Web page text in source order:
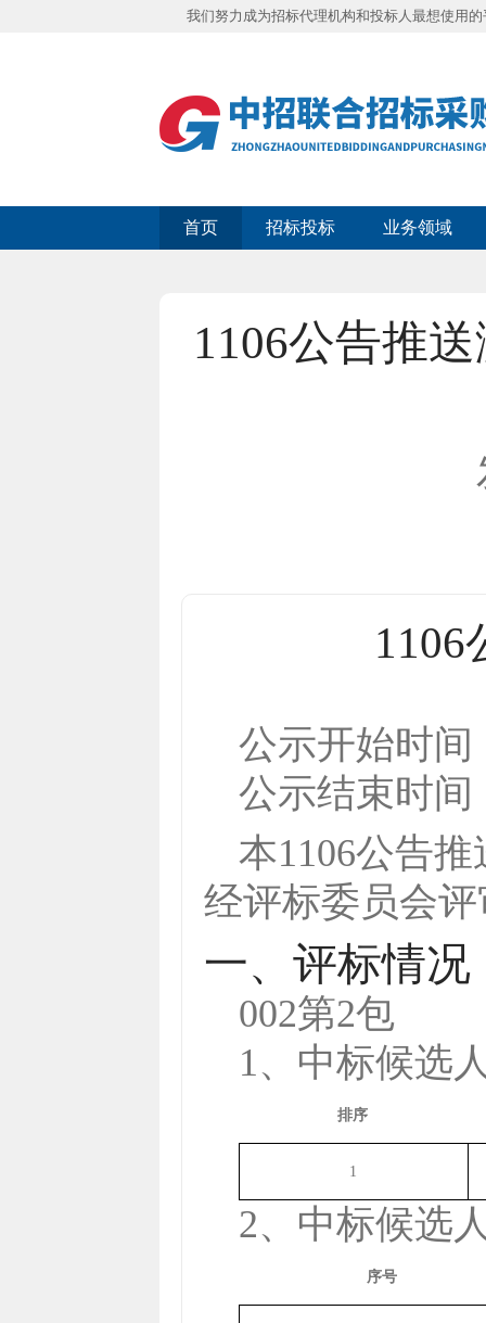
我们努力成为招标代理机构和投标人最想使用的
首页 招标投标 业务领域
1106公告推
1106
公示开始时间
公示结束时间
本1106公告
经评标委员会
一、评标情况
002第2包
1、中标候选
排序
1
2、中标候选
序号